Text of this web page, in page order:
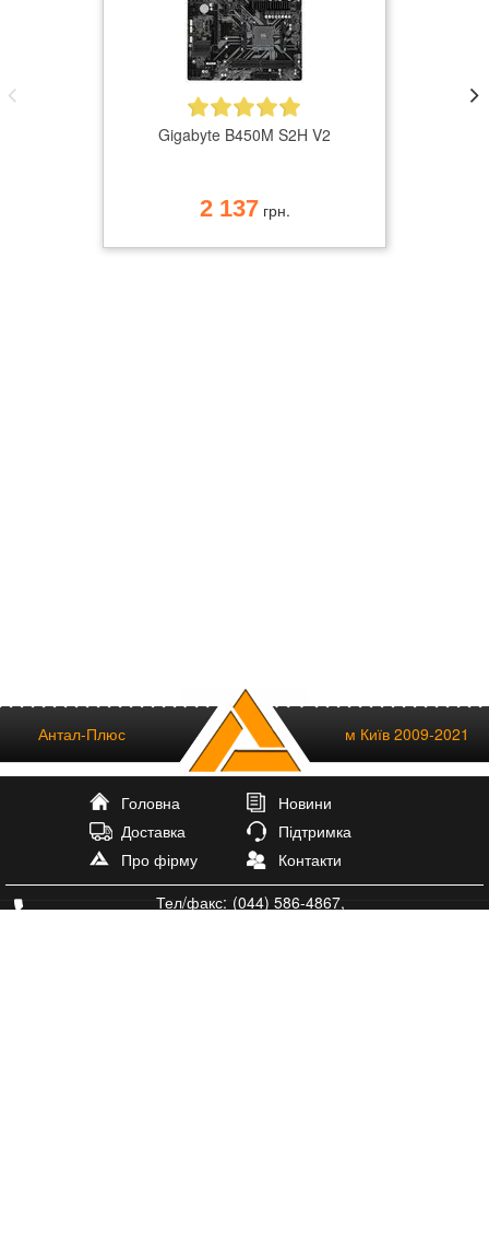
Gigabyte B450M S2H V2
2 137грн.
Антал-Плюс м Київ 2009-2021
Головна
Новини
Доставка
Підтримка
Про фірму
Контакти
Тел/факс: (044) 586-4867,